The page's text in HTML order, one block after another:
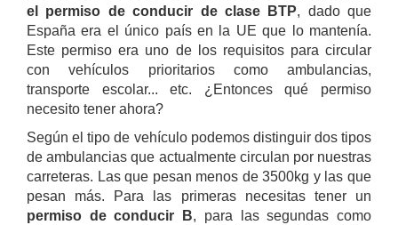
el permiso de conducir de clase BTP, dado que
España era el único país en la UE que lo mantenía.
Este permiso era uno de los requisitos para circular
con vehículos prioritarios como ambulancias,
transporte escolar... etc. ¿Entonces qué permiso
necesito tener ahora?
Según el tipo de vehículo podemos distinguir dos tipos
de ambulancias que actualmente circulan por nuestras
carreteras. Las que pesan menos de 3500kg y las que
pesan más. Para las primeras necesitas tener un
permiso de conducir B, para las segundas como